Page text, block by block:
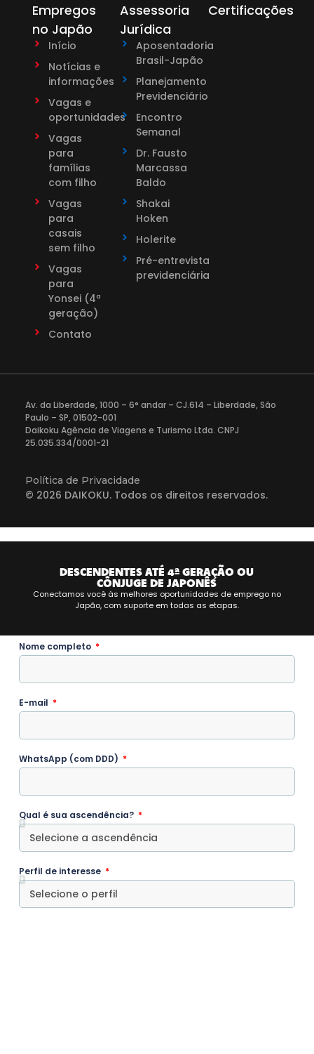
Empregos
no Japão
Início
Notícias e
informações
Vagas e
oportunidades
Vagas
para
famílias
com filho
Vagas
para
casais
sem filho
Vagas
para
Yonsei (4ª
geração)
Contato
Assessoria
Jurídica
Aposentadoria
Brasil-Japão
Planejamento
Previdenciário
Encontro
Semanal
Dr. Fausto
Marcassa
Baldo
Shakai
Hoken
Holerite
Pré-entrevista
previdenciária
Certificações
Av. da Liberdade, 1000 – 6° andar – CJ.614 – Liberdade, São
Paulo – SP, 01502-001
Daikoku Agência de Viagens e Turismo Ltda. CNPJ
25.035.334/0001-21
Política de Privacidade
© 2026 DAIKOKU. Todos os direitos reservados.
DESCENDENTES ATÉ 4ª GERAÇÃO OU
CÔNJUGE DE JAPONÊS
Conectamos você às melhores oportunidades de emprego no
Japão, com suporte em todas as etapas.
Nome completo
E-mail
WhatsApp (com DDD)
Qual é sua ascendência?
Perfil de interesse